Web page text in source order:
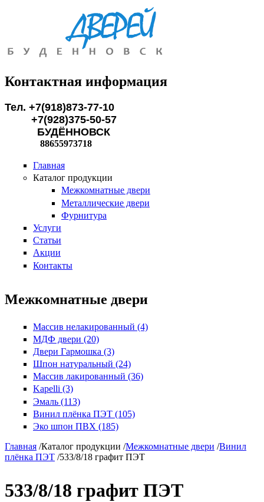
Перейти к основному содержанию
Контактная информация
Тел. +7(918)873-77-10
+7(928)375-50-57
БУДЁННОВСК
88655973718
Главная
Каталог продукции
Межкомнатные двери
Металлические двери
Фурнитура
Услуги
Статьи
Акции
Контакты
Межкомнатные двери
Массив нелакированный (4)
МДФ двери (20)
Двери Гармошка (3)
Шпон натуральный (24)
Массив лакированный (36)
Kapelli (3)
Эмаль (113)
Винил плёнка ПЭТ (105)
Эко шпон ПВХ (185)
Главная /Каталог продукции /Межкомнатные двери /Винил
плёнка ПЭТ /533/8/18 графит ПЭТ
533/8/18 графит ПЭТ